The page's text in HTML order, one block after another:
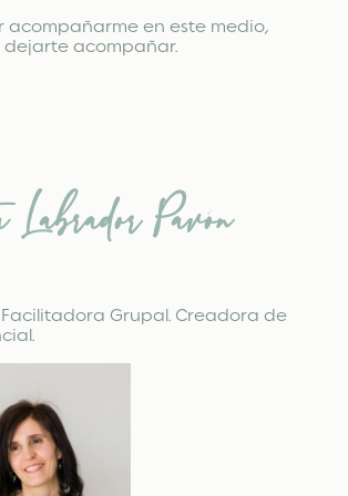
acompañarme en este medio,
dejarte acompañar.
Pavón
Facilitadora Grupal. Creadora de